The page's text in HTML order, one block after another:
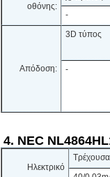
οθόνης:
-
Απόδοση:
3D τύπος
-
4. NEC
Ηλεκτρικό